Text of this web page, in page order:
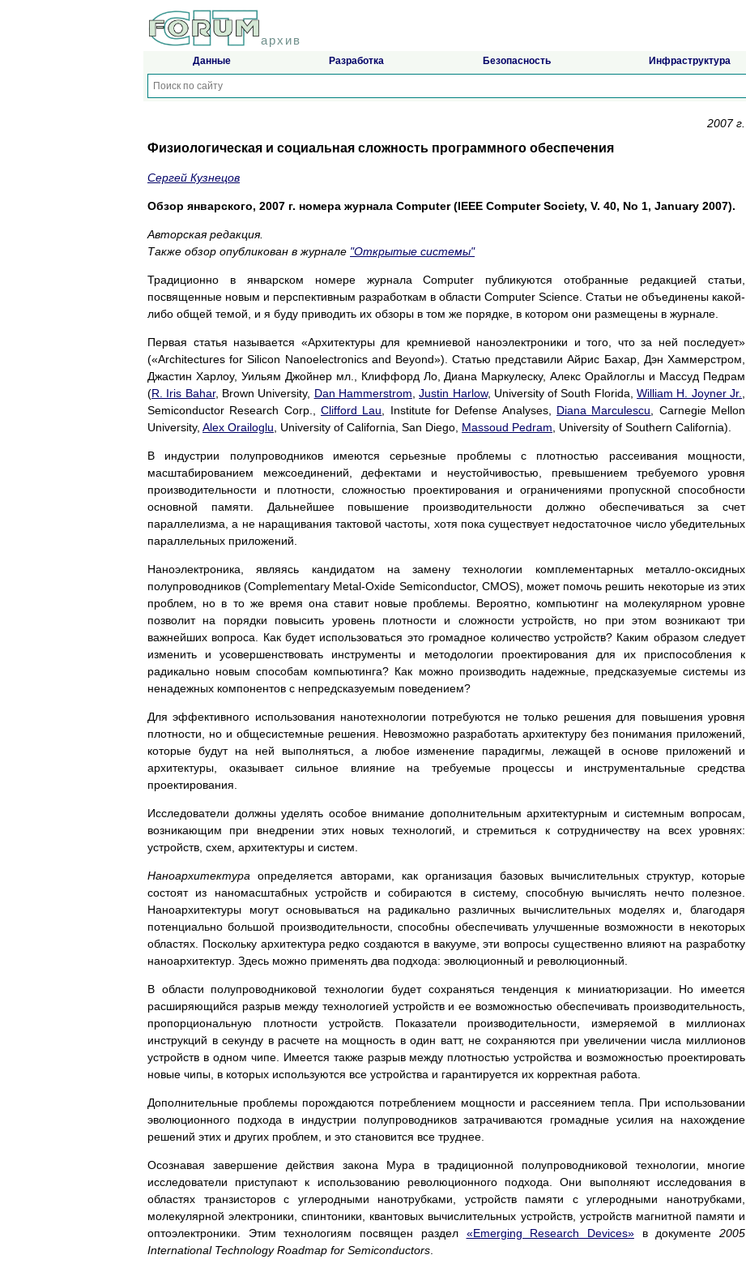
архив
Данные Разработка Безопасность Инфраструктура
2007 г.
Физиологическая и социальная сложность программного обеспечения
Сергей Кузнецов
Обзор январского, 2007 г. номера журнала Computer (IEEE Computer Society, V. 40, No 1, January 2007).
Авторская редакция.
Также обзор опубликован в журнале "Открытые системы"
Традиционно в январском номере журнала Computer публикуются отобранные редакцией статьи,
посвященные новым и перспективным разработкам в области Computer Science. Статьи не объединены какой-
либо общей темой, и я буду приводить их обзоры в том же порядке, в котором они размещены в журнале.
Первая статья называется «Архитектуры для кремниевой наноэлектроники и того, что за ней последует»
(«Architectures for Silicon Nanoelectronics and Beyond»). Статью представили Айрис Бахар, Дэн Хаммерстром,
Джастин Харлоу, Уильям Джойнер мл., Клиффорд Ло, Диана Маркулеску, Алекс Орайлоглы и Массуд Педрам
(R. Iris Bahar, Brown University, Dan Hammerstrom ,Justin Harlow, University of South Florida,William H. Joyner Jr.
Semiconductor Research Corp., Clifford Lau , Institute for Defense Analyses, Diana Marculescu , Carnegie Mellon
University, Alex Orailoglu , University of California, San Diego, Massoud Pedram , University of Southern California).
В индустрии полупроводников имеются серьезные проблемы с плотностью рассеивания мощности,
масштабированием межсоединений, дефектами и неустойчивостью, превышением требуемого уровня
производительности и плотности, сложностью проектирования и ограничениями пропускной способности
основной памяти. Дальнейшее повышение производительности должно обеспечиваться за счет
параллелизма, а не наращивания тактовой частоты, хотя пока существует недостаточное число убедительных
параллельных приложений.
Наноэлектроника, являясь кандидатом на замену технологии комплементарных металло-оксидных
полупроводников (Complementary Metal-Oxide Semiconductor, CMOS), может помочь решить некоторые из этих
проблем, но в то же время она ставит новые проблемы. Вероятно, компьютинг на молекулярном уровне
позволит на порядки повысить уровень плотности и сложности устройств, но при этом возникают три
важнейших вопроса. Как будет использоваться это громадное количество устройств? Каким образом следует
изменить и усовершенствовать инструменты и методологии проектирования для их приспособления к
радикально новым способам компьютинга? Как можно производить надежные, предсказуемые системы из
ненадежных компонентов с непредсказуемым поведением?
Для эффективного использования нанотехнологии потребуются не только решения для повышения уровня
плотности, но и общесистемные решения. Невозможно разработать архитектуру без понимания приложений,
которые будут на ней выполняться, а любое изменение парадигмы, лежащей в основе приложений и
архитектуры, оказывает сильное влияние на требуемые процессы и инструментальные средства
проектирования.
Исследователи должны уделять особое внимание дополнительным архитектурным и системным вопросам,
возникающим при внедрении этих новых технологий, и стремиться к сотрудничеству на всех уровнях:
устройств, схем, архитектуры и систем.
Наноархитектура определяется авторами, как организация базовых вычислительных структур, которые
состоят из наномасштабных устройств и собираются в систему, способную вычислять нечто полезное.
Наноархитектуры могут основываться на радикально различных вычислительных моделях и, благодаря
потенциально большой производительности, способны обеспечивать улучшенные возможности в некоторых
областях. Поскольку архитектура редко создаются в вакууме, эти вопросы существенно влияют на разработку
наноархитектур. Здесь можно применять два подхода: эволюционный и революционный.
В области полупроводниковой технологии будет сохраняться тенденция к миниатюризации. Но имеется
расширяющийся разрыв между технологией устройств и ее возможностью обеспечивать производительность,
пропорциональную плотности устройств. Показатели производительности, измеряемой в миллионах
инструкций в секунду в расчете на мощность в один ватт, не сохраняются при увеличении числа миллионов
устройств в одном чипе. Имеется также разрыв между плотностью устройства и возможностью проектировать
новые чипы, в которых используются все устройства и гарантируется их корректная работа.
Дополнительные проблемы порождаются потреблением мощности и рассеянием тепла. При использовании
эволюционного подхода в индустрии полупроводников затрачиваются громадные усилия на нахождение
решений этих и других проблем, и это становится все труднее.
Осознавая завершение действия закона Мура в традиционной полупроводниковой технологии, многие
исследователи приступают к использованию революционного подхода. Они выполняют исследования в
областях транзисторов с углеродными нанотрубками, устройств памяти с углеродными нанотрубками,
молекулярной электроники, спинтоники, квантовых вычислительных устройств, устройств магнитной памяти и
оптоэлектроники. Этим технологиям посвящен раздел «Emerging Research Devices»в документе2005
International Technology Roadmap for Semiconductors